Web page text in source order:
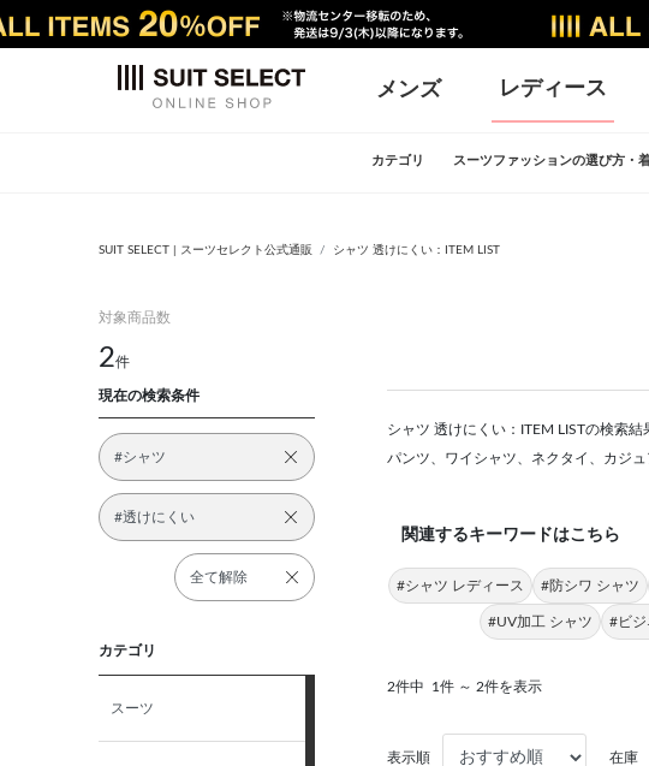
メンズ レディース
カテゴリ スーツファッションの選び方・
SUIT SELECT | スーツセレクト公式通販 シャツ 透けにくい：ITEM LIST
対象商品数
2件
現在の検索条件
#シャツ
#透けにくい
全て解除
カテゴリ
スーツ
シャツ 透けにくい：ITEM LISTの検索
パンツ、ワイシャツ、ネクタイ、カジ
関連するキーワードはこちら
#シャツ レディース #防シワ シャツ
#UV加工 シャツ #ビジ
2件中 1件 ～ 2件を表示
表示順 在庫